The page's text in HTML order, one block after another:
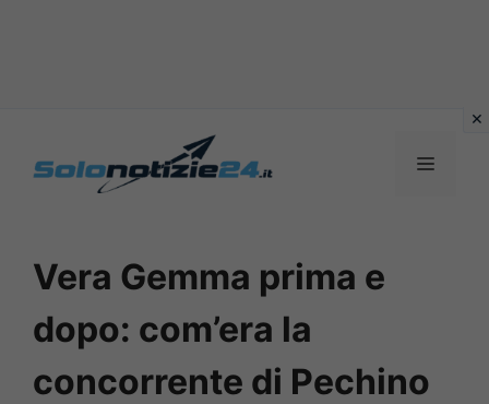
MENU
Vera Gemma prima e
dopo: com’era la
concorrente di Pechino